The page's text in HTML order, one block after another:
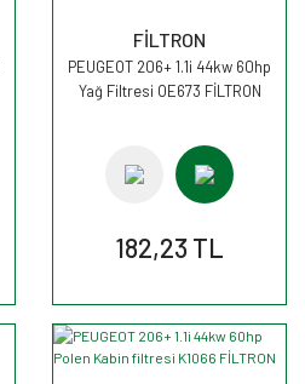
FİLTRON
PEUGEOT 206+ 1.1i 44kw 60hp
Yağ Filtresi OE673 FİLTRON
182,23 TL